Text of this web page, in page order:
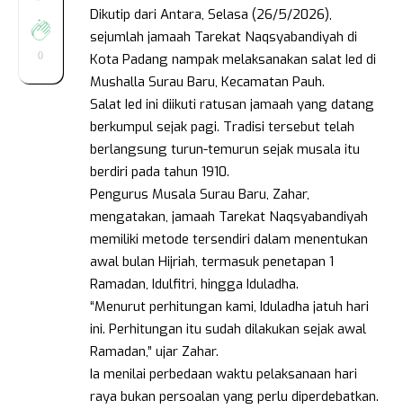
0
Dikutip dari Antara, Selasa (26/5/2026),
sejumlah jamaah Tarekat Naqsyabandiyah di
Kota Padang nampak melaksanakan salat Ied di
Mushalla Surau Baru, Kecamatan Pauh.
Salat Ied ini diikuti ratusan jamaah yang datang
berkumpul sejak pagi. Tradisi tersebut telah
berlangsung turun-temurun sejak musala itu
berdiri pada tahun 1910.
Pengurus Musala Surau Baru, Zahar,
mengatakan, jamaah Tarekat Naqsyabandiyah
memiliki metode tersendiri dalam menentukan
awal bulan Hijriah, termasuk penetapan 1
Ramadan, Idulfitri, hingga Iduladha.
“Menurut perhitungan kami, Iduladha jatuh hari
ini. Perhitungan itu sudah dilakukan sejak awal
Ramadan,” ujar Zahar.
Ia menilai perbedaan waktu pelaksanaan hari
raya bukan persoalan yang perlu diperdebatkan.